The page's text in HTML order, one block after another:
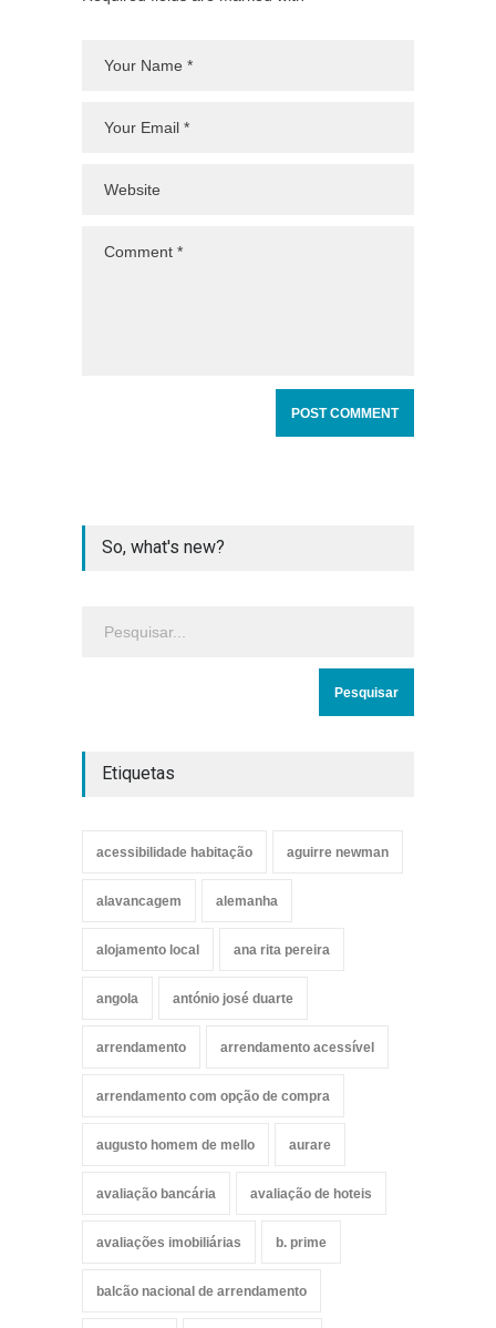
So, what's new?
Etiquetas
acessibilidade habitação aguirre newman
alavancagem alemanha
alojamento local ana rita pereira
angola antónio josé duarte
arrendamento arrendamento acessível
arrendamento com opção de compra
augusto homem de mello aurare
avaliação bancária avaliação de hoteis
avaliações imobiliárias b. prime
balcão nacional de arrendamento